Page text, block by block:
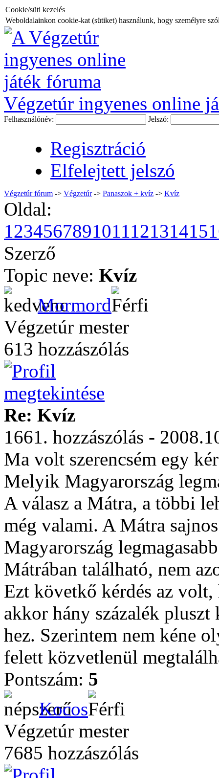
Cookie/süti kezelés
Weboldalainkon cookie-kat (sütiket) használunk, hogy személyre
Végzetúr ingyenes online
Felhasználónév: Jelszó:
Regisztráció
Elfelejtett jelszó
Végzetúr fórum -> Végzetúr-> Panaszok + kvíz -> Kvíz
Oldal:
123456789101112131415
Szerző
Topic neve: Kvíz
Mormord
Végzetúr mester
613 hozzászólás
Re: Kvíz
1661. hozzászólás -
Ma volt szerencsém egy
Melyik Magyarország
A válasz a Mátra, a többi
még valami. A Mátra
Magyarország
Mátrában található, nem
Ezt követkő kérdés az
akkor hány százalék pluszt
hez. Szerintem nem kéne
felett közvetlenül
Pontszám: 5
Kocos
Végzetúr mester
7685 hozzászólás